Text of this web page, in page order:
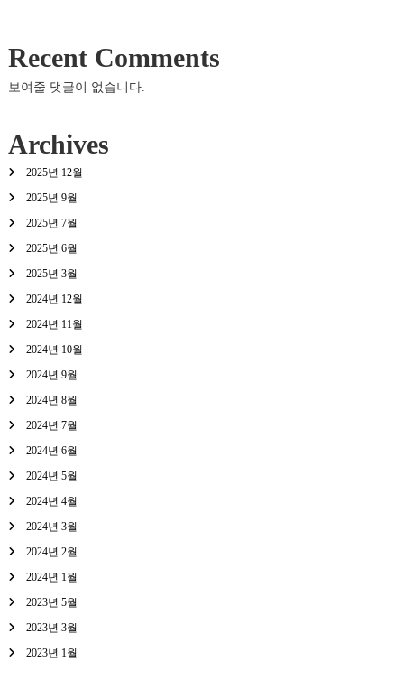
Recent Comments
보여줄 댓글이 없습니다.
Archives
2025년 12월
2025년 9월
2025년 7월
2025년 6월
2025년 3월
2024년 12월
2024년 11월
2024년 10월
2024년 9월
2024년 8월
2024년 7월
2024년 6월
2024년 5월
2024년 4월
2024년 3월
2024년 2월
2024년 1월
2023년 5월
2023년 3월
2023년 1월